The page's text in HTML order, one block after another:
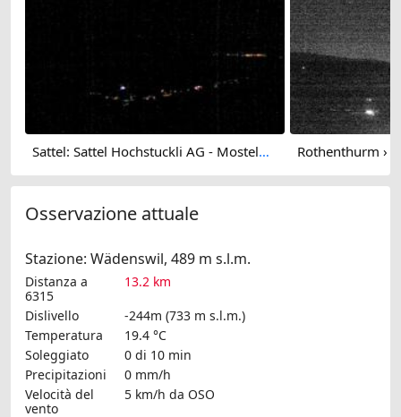
Sattel: Sattel Hochstuckli AG - Mostelberg - Hochstuckli - Lake Ägeri
Osservazione attuale
Stazione: Wädenswil, 489 m s.l.m.
Distanza a
6315
13.2 km
Dislivello
-244m (733 m s.l.m.)
Temperatura
19.4 °C
Soleggiato
0 di 10 min
Precipitazioni
0 mm/h
Velocità del
vento
5 km/h da OSO